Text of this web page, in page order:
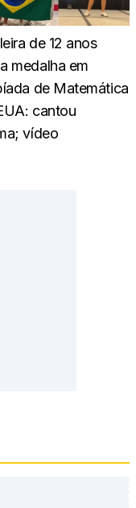
de 12 anos
medalha em
de Matemática
cantou
vídeo